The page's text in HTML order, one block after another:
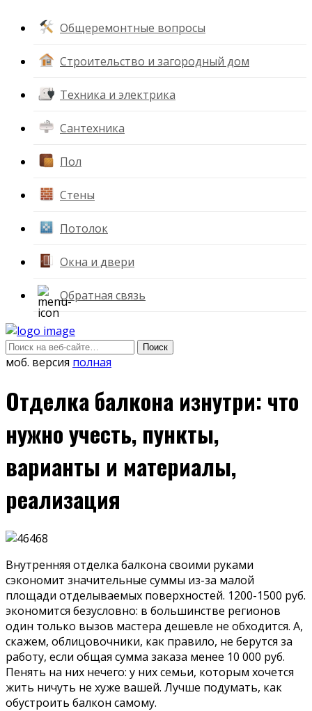
Общеремонтные вопросы
Строительство и загородный дом
Техника и электрика
Сантехника
Пол
Стены
Потолок
Окна и двери
Обратная связь
моб. версия полная
Отделка балкона изнутри: что
нужно учесть, пункты,
варианты и материалы,
реализация
Внутренняя отделка балкона своими руками
сэкономит значительные суммы из-за малой
площади отделываемых поверхностей. 1200-1500 руб.
экономится безусловно: в большинстве регионов
один только вызов мастера дешевле не обходится. А,
скажем, облицовочники, как правило, не берутся за
работу, если общая сумма заказа менее 10 000 руб.
Пенять на них нечего: у них семьи, которым хочется
жить ничуть не хуже вашей. Лучше подумать, как
обустроить балкон самому.